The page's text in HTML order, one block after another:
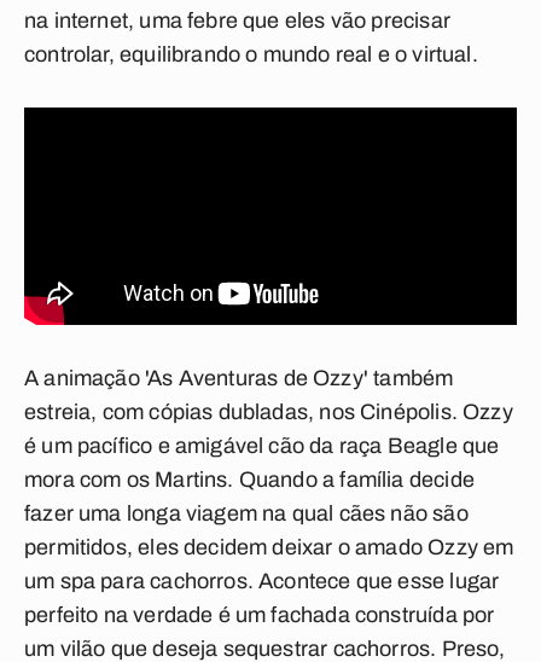
na internet, uma febre que eles vão precisar
controlar, equilibrando o mundo real e o virtual.
A animação'As Aventuras de Ozzy'também
estreia, com cópias dubladas, nos Cinépolis. Ozzy
é um pacífico e amigável cão da raça Beagle que
mora com os Martins. Quando a família decide
fazer uma longa viagem na qual cães não são
permitidos, eles decidem deixar o amado Ozzy em
um spa para cachorros. Acontece que esse lugar
perfeito na verdade é um fachada construída por
um vilão que deseja sequestrar cachorros. Preso,